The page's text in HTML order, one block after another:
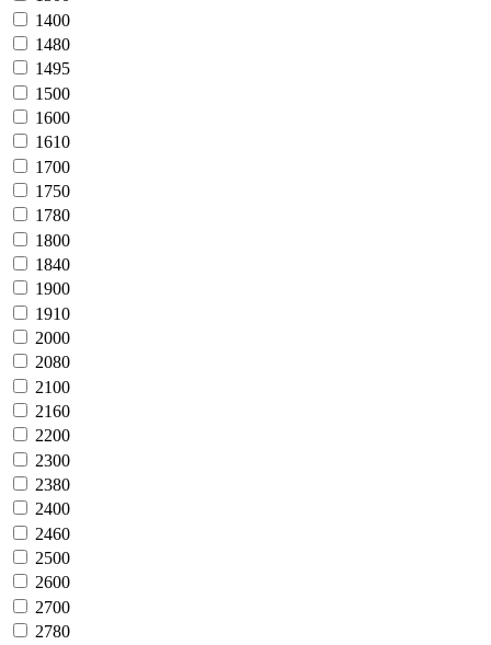
1400
1480
1495
1500
1600
1610
1700
1750
1780
1800
1840
1900
1910
2000
2080
2100
2160
2200
2300
2380
2400
2460
2500
2600
2700
2780